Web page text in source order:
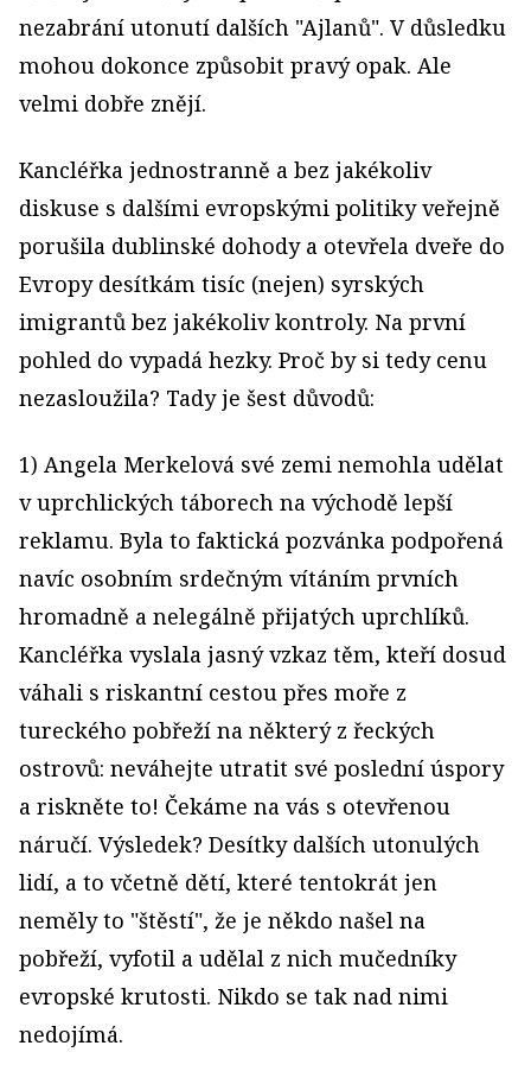
nezabrání utonutí dalších "Ajlanů". V důsledku
mohou dokonce způsobit pravý opak. Ale
velmi dobře znějí.
Kancléřka jednostranně a bez jakékoliv
diskuse s dalšími evropskými politiky veřejně
porušila dublinské dohody a otevřela dveře do
Evropy desítkám tisíc (nejen) syrských
imigrantů bez jakékoliv kontroly. Na první
pohled do vypadá hezky. Proč by si tedy cenu
nezasloužila? Tady je šest důvodů:
1) Angela Merkelová své zemi nemohla udělat
v uprchlických táborech na východě lepší
reklamu. Byla to faktická pozvánka podpořená
navíc osobním srdečným vítáním prvních
hromadně a nelegálně přijatých uprchlíků.
Kancléřka vyslala jasný vzkaz těm, kteří dosud
váhali s riskantní cestou přes moře z
tureckého pobřeží na některý z řeckých
ostrovů: neváhejte utratit své poslední úspory
a riskněte to! Čekáme na vás s otevřenou
náručí. Výsledek? Desítky dalších utonulých
lidí, a to včetně dětí, které tentokrát jen
neměly to "štěstí", že je někdo našel na
pobřeží, vyfotil a udělal z nich mučedníky
evropské krutosti. Nikdo se tak nad nimi
nedojímá.